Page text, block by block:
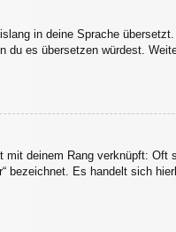
in deine Sprache
es übersetzen würdest.
deinem Rang verknüpft:
bezeichnet. Es handelt sich